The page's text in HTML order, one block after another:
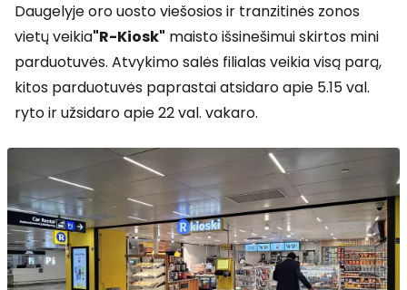
Daugelyje oro uosto viešosios ir tranzitinės zonos
vietų veikia"R-Kiosk" maisto išsinešimui skirtos mini
parduotuvės. Atvykimo salės filialas veikia visą parą,
kitos parduotuvės paprastai atsidaro apie 5.15 val.
ryto ir užsidaro apie 22 val. vakaro.